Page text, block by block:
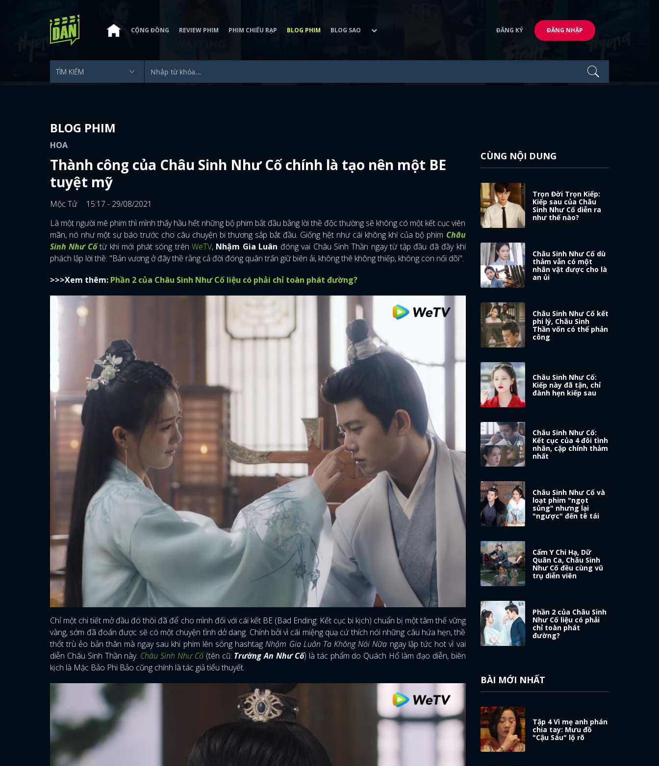
CỘNG ĐỒNG REVIEW PHIM PHIM CHIẾU RẠP BLOG PHIM BLOG SAO ĐĂNG KÝ ĐĂNG NHẬP
BLOG PHIM
HOA
Thành công của Châu Sinh Như Cố chính là tạo nên một BE
tuyệt mỹ
Mộc Tử
15:17 - 29/08/2021
Là một người mê phim thì mình thấy hầu hết những bộ phim bắt đầu bằng lời thề độc thường sẽ không có một kết cục viên
mãn, nó như một sự báo trước cho câu chuyện bi thương sắp bắt đầu. Giống hệt như cái không khí của bộ phim Châu
Sinh Như Cốtừ khi mới phát sóng trên WeTV, Nhậm Gia Luân đóng vai Châu Sinh Thần ngay từ tập đầu đã đầy khí
phách lập lời thề: "Bản vương ở đây thề rằng cả đời đóng quân trấn giữ biên ải, không thê không thiếp, không con nối dõi".
>>>Xem thêm: Phần 2 của Châu Sinh Như Cố liệu có phải chỉ toàn phát đường?
Chỉ một chi tiết mở đầu đó thôi đã để cho mình đối với cái kết BE (Bad Ending: Kết cục bi kịch) chuẩn bị một tâm thế vững
vàng, sớm đã đoán được sẽ có một chuyện tình dở dang. Chính bởi vì cái miệng quạ cứ thích nói những câu hứa hẹn, thề
thốt trù ẻo bản thân mà ngay sau khi phim lên sóng hashtagNhậm Gia Luân Ta Không Nói Nữa ngay lập tức hot vì vai
diễn Châu Sinh Thần này. Châu Sinh Như Cố(tên cũ: Trường An Như Cố) là tác phẩm do Quách Hổ làm đạo diễn, biên
kịch là Mặc Bảo Phi Bảo cũng chính là tác giả tiểu thuyết.
CÙNG NỘI DUNG
Trọn Đời Trọn Kiếp:
Kiếp sau của Châu
Sinh Như Cố diễn ra
như thế nào?
Châu Sinh Như Cố dù
thảm vẫn có một
nhân vật được cho là
an ủi
Châu Sinh Như Cố kết
phi lý, Châu Sinh
Thần vốn có thể phản
công
Châu Sinh Như Cố:
Kiếp này đã tận, chỉ
đành hẹn kiếp sau
Châu Sinh Như Cố:
Kết cục của 4 đôi tình
nhân, cặp chính thảm
nhất
Châu Sinh Như Cố và
loạt phim "ngọt
sủng" nhưng lại
"ngược" đến tê tái
Cẩm Y Chi Hạ, Dữ
Quân Ca, Châu Sinh
Như Cố đều cùng vũ
trụ diễn viên
Phần 2 của Châu Sinh
Như Cố liệu có phải
chỉ toàn phát
đường?
BÀI MỚI NHẤT
Tập 4 Vì mẹ anh phán
chia tay: Mưu đồ
"Cậu Sáu" lộ rõ